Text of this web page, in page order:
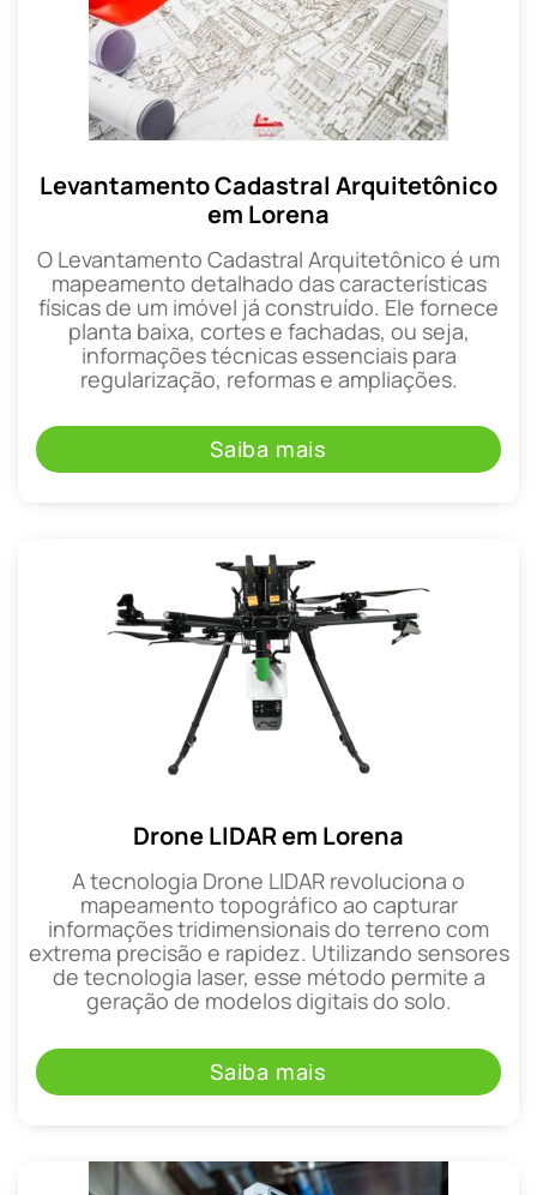
Levantamento Cadastral Arquitetônico
em Lorena
O Levantamento Cadastral Arquitetônico é um
mapeamento detalhado das características
físicas de um imóvel já construído. Ele fornece
planta baixa, cortes e fachadas, ou seja,
informações técnicas essenciais para
regularização, reformas e ampliações.
Saiba mais
Drone LIDAR em Lorena
A tecnologia Drone LIDAR revoluciona o
mapeamento topográfico ao capturar
informações tridimensionais do terreno com
extrema precisão e rapidez. Utilizando sensores
de tecnologia laser, esse método permite a
geração de modelos digitais do solo.
Saiba mais